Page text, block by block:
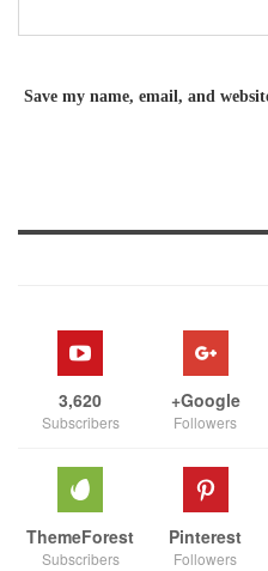
Save my name, email, and
Google+
Followers
3,620
Subscribers
Pinterest
Followers
ThemeForest
Subscribers